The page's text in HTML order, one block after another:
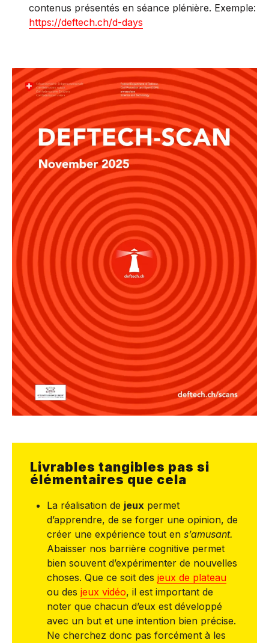
contenus présentés en séance plénière. Exemple:
https://deftech.ch/d-days
Livrables tangibles pas si
élémentaires que cela
La réalisation de jeux permet
d’apprendre, de se forger une opinion, de
créer une expérience tout en s’amusant.
Abaisser nos barrière cognitive permet
bien souvent d’expérimenter de nouvelles
choses. Que ce soit des jeux de plateau
ou des jeux vidéo, il est important de
noter que chacun d’eux est développé
avec un but et une intention bien précise.
Ne cherchez donc pas forcément à les